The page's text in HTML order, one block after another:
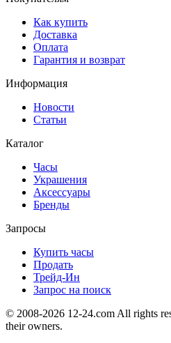
Как купить
Доставка
Оплата
Гарантия и возврат
Информация
Новости
Статьи
Каталог
Часы
Украшения
Аксессуары
Бренды
Запросы
Купить часы
Продать
Трейд-Ин
Запрос на поиск
© 2008-2026 12-24.com All rights
their owners.